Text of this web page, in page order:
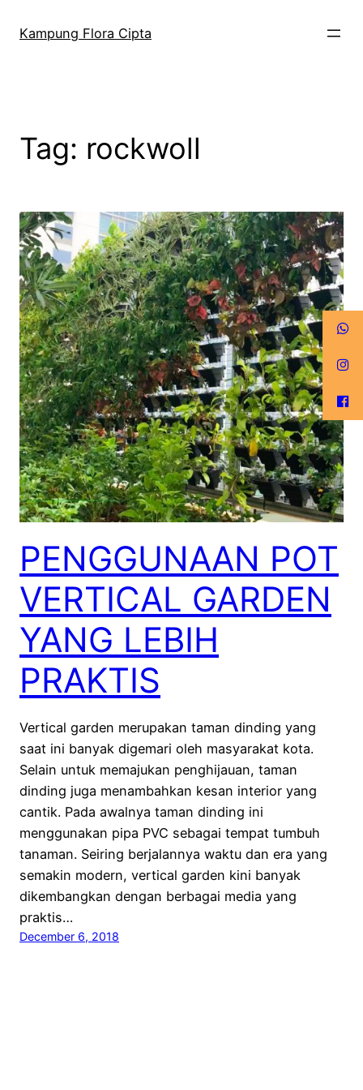
Kampung Flora Cipta
Tag: rockwoll
PENGGUNAAN POT
VERTICAL GARDEN
YANG LEBIH
PRAKTIS
Vertical garden merupakan taman dinding yang
saat ini banyak digemari oleh masyarakat kota.
Selain untuk memajukan penghijauan, taman
dinding juga menambahkan kesan interior yang
cantik. Pada awalnya taman dinding ini
menggunakan pipa PVC sebagai tempat tumbuh
tanaman. Seiring berjalannya waktu dan era yang
semakin modern, vertical garden kini banyak
dikembangkan dengan berbagai media yang
praktis…
December 6, 2018